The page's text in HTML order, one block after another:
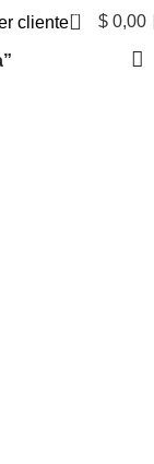
cliente 0 $ 0,00